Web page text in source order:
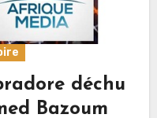
déchu
Bazoum